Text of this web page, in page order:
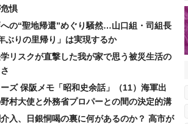
惧
の“聖地帰還”めぐり騒然…山口組・司組長
ぶりの里帰り」は実現するか
リスクが直撃した我が家で思う被災生活の
ズ 保阪メモ「昭和史余話」（11）海軍出
村大使と外務省プロパーとの間の決定的溝
入、日銀恫喝の裏に何があるのか？ 高市が